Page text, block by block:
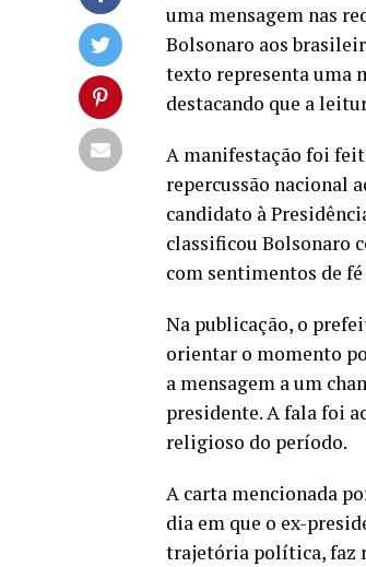
uma mensagem nas
Bolsonaro aos
texto representa uma
destacando que a
A manifestação foi
repercussão nacional
candidato à
classificou Bolsonaro
com sentimentos de
Na publicação, o
orientar o momento
a mensagem a um
presidente. A fala foi
religioso do período.
A carta mencionada
dia em que o ex-
trajetória política, faz